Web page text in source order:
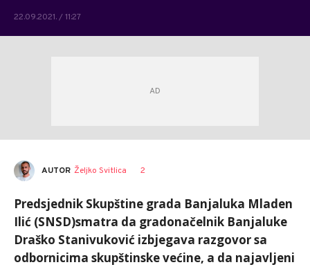
22.09.2021. / 11:27
AUTOR Željko Svitlica 2
Predsjednik Skupštine grada Banjaluka Mladen
Ilić (SNSD)smatra da gradonačelnik Banjaluke
Draško Stanivuković izbjegava razgovor sa
odbornicima skupštinske većine, a da najavljeni